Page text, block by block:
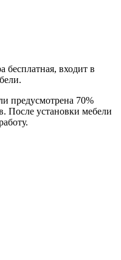
бесплатная, входит в
предусмотрена 70%
После установки мебели